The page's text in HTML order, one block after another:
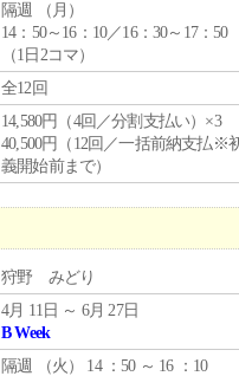
隔週 （ 月 ）
14：50～16：10／16：30～17：50
（1日2コマ）
全12回
14,580円（4回／分割支払い）×3
40,500円（12回／一括前納支払※
義開始前まで）
狩野 みどり
4月 11日 ～ 6月 27日
B Week
隔週 （火 ） 14 ：50 ～ 16 ：10